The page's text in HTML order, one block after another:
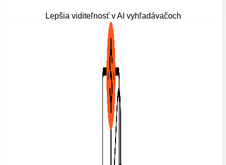
Lepšia viditeľnosť v AI vyhľadávačoch